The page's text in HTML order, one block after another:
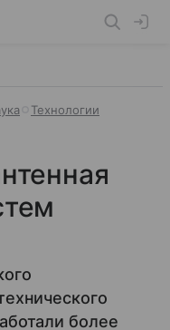
Технологии
более